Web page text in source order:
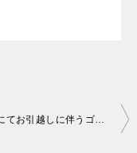
金沢市にてお引越しに伴うゴミの回収 お客様の声